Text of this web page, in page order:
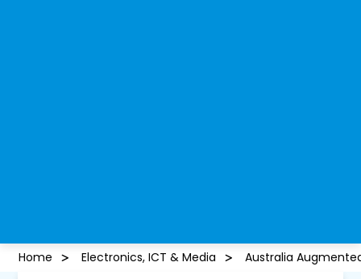
Home Electronics, ICT & Media Australia